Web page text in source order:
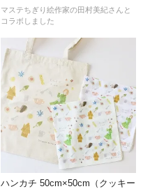
マステちぎり絵作家の田村美紀さんと
コラボしました
ハンカチ 50cm×50cm（クッキー